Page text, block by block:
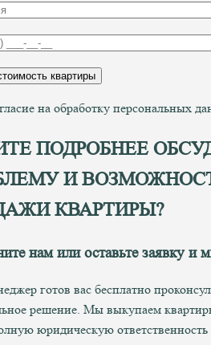
на обработку персональных
ПОДРОБНЕЕ
И
КВАРТИРЫ?
намили оставьте заявку и
готов вас бесплатно
решение. Мы выкупаем
юридическую ответственность